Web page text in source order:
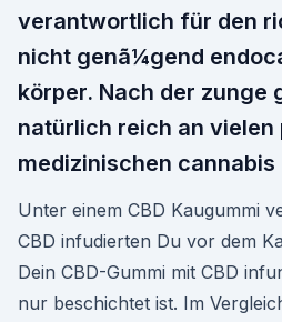
verantwortlich für den
nicht genã¼gend
körper. Nach der zunge
natürlich reich an
medizinischen cannabis
Unter einem CBD Kaugummi
CBD infudierten Du vor dem
Dein CBD-Gummi mit CBD
nur beschichtet ist. Im